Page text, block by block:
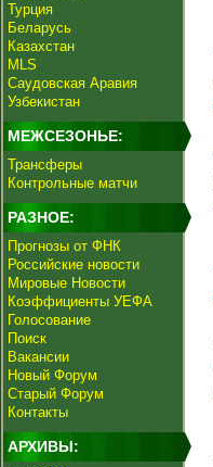
Турция
Беларусь
Казахстан
MLS
Саудовская Аравия
Узбекистан
МЕЖСЕЗОНЬЕ:
Трансферы
Контрольные матчи
РАЗНОЕ:
Прогнозы от ФНК
Российские новости
Мировые Новости
Коэффициенты УЕФА
Голосование
Поиск
Вакансии
Новый Форум
Старый Форум
Контакты
АРХИВЫ: